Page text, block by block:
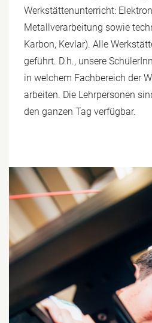
Werkstättenunterricht:
Metallverarbeitung sowie
Karbon, Kevlar). Alle
geführt. D.h., unsere
in welchem Fachbereich der
arbeiten. Die Lehrpersonen
den ganzen Tag verfügbar.